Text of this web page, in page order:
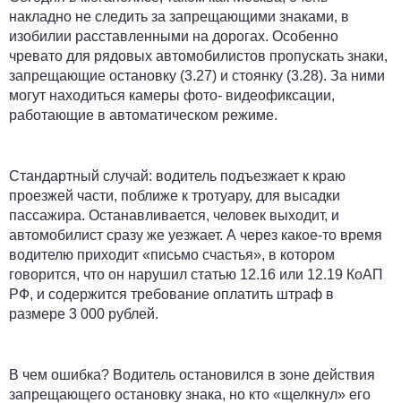
накладно не следить за запрещающими знаками, в
изобилии расставленными на дорогах. Особенно
чревато для рядовых автомобилистов пропускать знаки,
запрещающие остановку (3.27) и стоянку (3.28). За ними
могут находиться камеры фото- видеофиксации,
работающие в автоматическом режиме.
Стандартный случай: водитель подъезжает к краю
проезжей части, поближе к тротуару, для высадки
пассажира. Останавливается, человек выходит, и
автомобилист сразу же уезжает. А через какое-то время
водителю приходит «письмо счастья», в котором
говорится, что он нарушил статью 12.16 или 12.19 КоАП
РФ, и содержится требование оплатить штраф в
размере 3 000 рублей.
В чем ошибка? Водитель остановился в зоне действия
запрещающего остановку знака, но кто «щелкнул» его